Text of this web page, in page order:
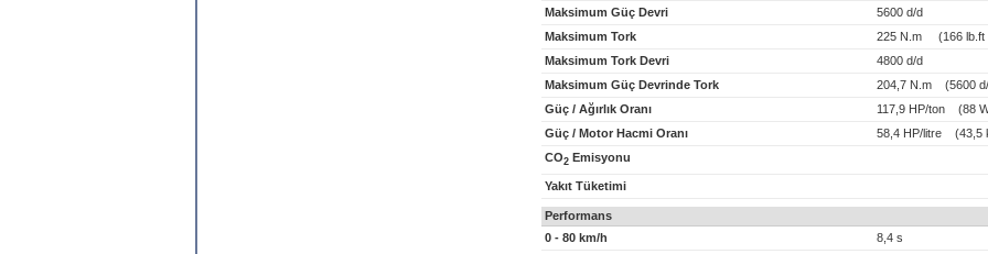
Maksimum Güç Devri
5600 d/d
Maksimum Tork
225 N.m (166 lb.ft
Maksimum Tork Devri
4800 d/d
Maksimum Güç Devrinde Tork
204,7 N.m (5600
Güç / Ağırlık Oranı
117,9 HP/ton (88
Güç / Motor Hacmi Oranı
58,4 HP/litre (43,5
CO2 Emisyonu
Yakıt Tüketimi
Performans
0 - 80 km/h
8,4 s